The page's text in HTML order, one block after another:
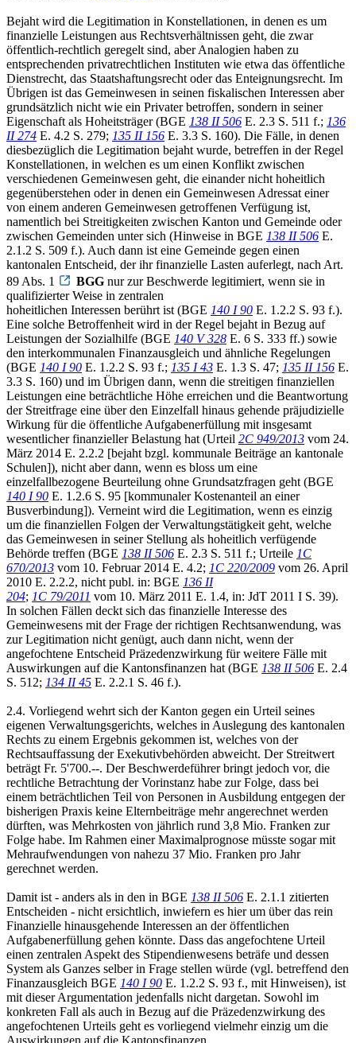
Bejaht wird die Legitimation in Konstellationen, in denen es um
finanzielle Leistungen aus Rechtsverhältnissen geht, die zwar
öffentlich-rechtlich geregelt sind, aber Analogien haben zu
entsprechenden privatrechtlichen Instituten wie etwa das öffentliche
Dienstrecht, das Staatshaftungsrecht oder das Enteignungsrecht. Im
Übrigen ist das Gemeinwesen in seinen fiskalischen Interessen aber
grundsätzlich nicht wie ein Privater betroffen, sondern in seiner
Eigenschaft als Hoheitsträger (BGE 138 II 506 E. 2.3 S. 511 f.; 136
II 274 E. 4.2 S. 279; 135 II 156 E. 3.3 S. 160). Die Fälle, in denen
diesbezüglich die Legitimation bejaht wurde, betreffen in der Regel
Konstellationen, in welchen es um einen Konflikt zwischen
verschiedenen Gemeinwesen geht, die einander nicht hoheitlich
gegenüberstehen oder in denen ein Gemeinwesen Adressat einer
von einem anderen Gemeinwesen getroffenen Verfügung ist,
namentlich bei Streitigkeiten zwischen Kanton und Gemeinde oder
zwischen Gemeinden unter sich (Hinweise in BGE 138 II 506 E.
2.1.2 S. 509 f.). Auch dann ist eine Gemeinde gegen einen
kantonalen Entscheid, der ihr finanzielle Lasten auferlegt, nach Art.
89 Abs. 1
BGG nur zur Beschwerde legitimiert, wenn sie in
qualifizierter Weise in zentralen
hoheitlichen Interessen berührt ist (BGE 140 I 90 E. 1.2.2 S. 93 f.).
Eine solche Betroffenheit wird in der Regel bejaht in Bezug auf
Leistungen der Sozialhilfe (BGE 140 V 328 E. 6 S. 333 ff.) sowie
den interkommunalen Finanzausgleich und ähnliche Regelungen
(BGE 140 I 90 E. 1.2.2 S. 93 f.; 135 I 43 E. 1.3 S. 47; 135 II 156 E.
3.3 S. 160) und im Übrigen dann, wenn die streitigen finanziellen
Leistungen eine beträchtliche Höhe erreichen und die Beantwortung
der Streitfrage eine über den Einzelfall hinaus gehende präjudizielle
Wirkung für die öffentliche Aufgabenerfüllung mit insgesamt
wesentlicher finanzieller Belastung hat (Urteil 2C 949/2013 vom 24.
März 2014 E. 2.2.2 [bejaht bzgl. kommunale Beiträge an kantonale
Schulen]), nicht aber dann, wenn es bloss um eine
einzelfallbezogene Beurteilung ohne Grundsatzfragen geht (BGE
140 I 90 E. 1.2.6 S. 95 [kommunaler Kostenanteil an einer
Busverbindung]). Verneint wird die Legitimation, wenn es einzig
um die finanziellen Folgen der Verwaltungstätigkeit geht, welche
das Gemeinwesen in seiner Stellung als hoheitlich verfügende
Behörde treffen (BGE 138 II 506 E. 2.3 S. 511 f.; Urteile 1C
670/2013 vom 10. Februar 2014 E. 4.2; 1C 220/2009 vom 26. April
2010 E. 2.2.2, nicht publ. in: BGE 136 II
204; 1C 79/2011 vom 10. März 2011 E. 1.4, in: JdT 2011 I S. 39).
In solchen Fällen deckt sich das finanzielle Interesse des
Gemeinwesens mit der Frage der richtigen Rechtsanwendung, was
zur Legitimation nicht genügt, auch dann nicht, wenn der
angefochtene Entscheid Präzedenzwirkung für weitere Fälle mit
Auswirkungen auf die Kantonsfinanzen hat (BGE 138 II 506 E. 2.4
S. 512; 134 II 45 E. 2.2.1 S. 46 f.).
2.4. Vorliegend wehrt sich der Kanton gegen ein Urteil seines
eigenen Verwaltungsgerichts, welches in Auslegung des kantonalen
Rechts zu einem Ergebnis gekommen ist, welches von der
Rechtsauffassung der Exekutivbehörden abweicht. Der Streitwert
beträgt Fr. 5'700.--. Der Beschwerdeführer bringt jedoch vor, die
rechtliche Betrachtung der Vorinstanz habe zur Folge, dass bei
einem beträchtlichen Teil von Personen in Ausbildung entgegen der
bisherigen Praxis keine Elternbeiträge mehr angerechnet werden
dürften, was Mehrkosten von jährlich rund 3,8 Mio. Franken zur
Folge habe. Im Rahmen einer Maximalprognose müsste sogar mit
Mehraufwendungen von nahezu 37 Mio. Franken pro Jahr
gerechnet werden.
Damit ist - anders als in den in BGE 138 II 506 E. 2.1.1 zitierten
Entscheiden - nicht ersichtlich, inwiefern es hier um über das rein
Finanzielle hinausgehende Interessen an der öffentlichen
Aufgabenerfüllung gehen könnte. Dass das angefochtene Urteil
einen zentralen Aspekt des Stipendienwesens beträfe und dessen
System als Ganzes selber in Frage stellen würde (vgl. betreffend den
Finanzausgleich BGE 140 I 90 E. 1.2.2 S. 93 f., mit Hinweisen), ist
mit dieser Argumentation jedenfalls nicht dargetan. Sowohl im
konkreten Fall als auch in Bezug auf die Präzedenzwirkung des
angefochtenen Urteils geht es vorliegend vielmehr einzig um die
Auswirkungen auf die Kantonsfinanzen.